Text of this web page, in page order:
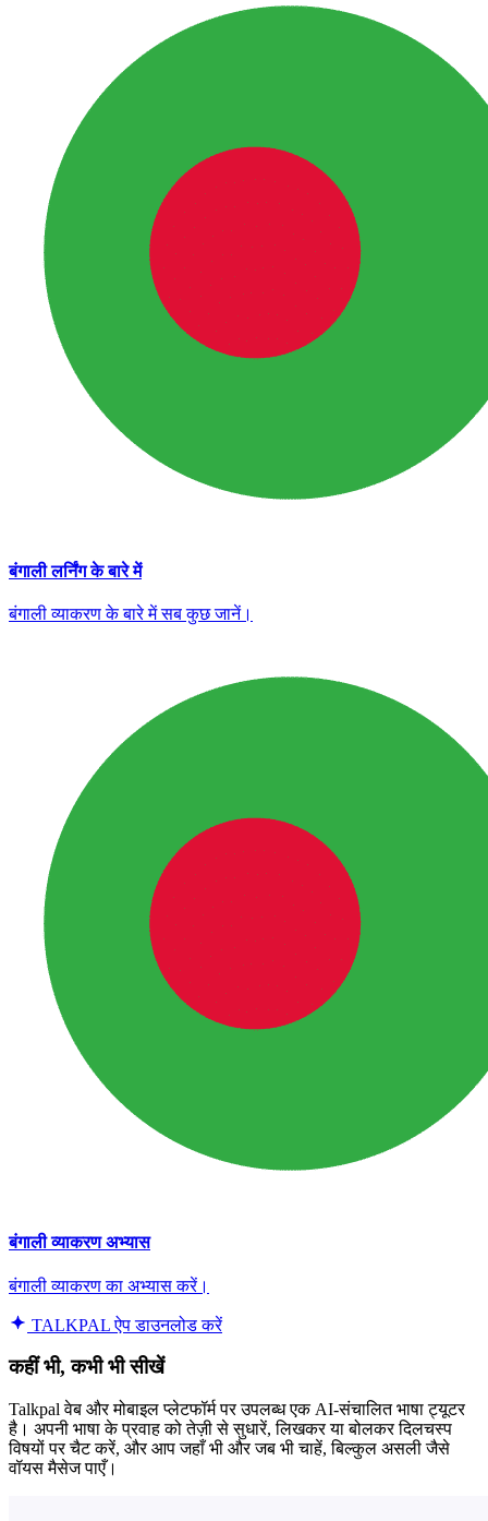
बंगाली लर्निंग के बारे में
बंगाली व्याकरण के बारे में सब कुछ जानें।
बंगाली व्याकरण अभ्यास
बंगाली व्याकरण का अभ्यास करें।
TALKPAL ऐप डाउनलोड करें
कहीं भी, कभी भी सीखें
Talkpal वेब और मोबाइल प्लेटफॉर्म पर उपलब्ध एक AI-संचालित भाषा ट्यूटर
है। अपनी भाषा के प्रवाह को तेज़ी से सुधारें, लिखकर या बोलकर दिलचस्प
विषयों पर चैट करें, और आप जहाँ भी और जब भी चाहें, बिल्कुल असली जैसे
वॉयस मैसेज पाएँ।